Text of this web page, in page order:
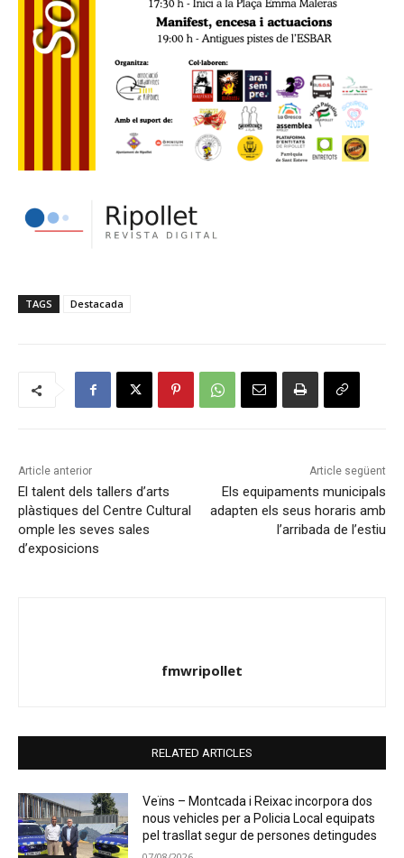
TAGS Destacada
Article anterior
El talent dels tallers d’arts
plàstiques del Centre Cultural
omple les seves sales
d’exposicions
Article següent
Els equipaments municipals
adapten els seus horaris amb
l’arribada de l’estiu
fmwripollet
RELATED ARTICLES
Veïns – Montcada i Reixac incorpora dos
nous vehicles per a Policia Local equipats
pel trasllat segur de persones detingudes